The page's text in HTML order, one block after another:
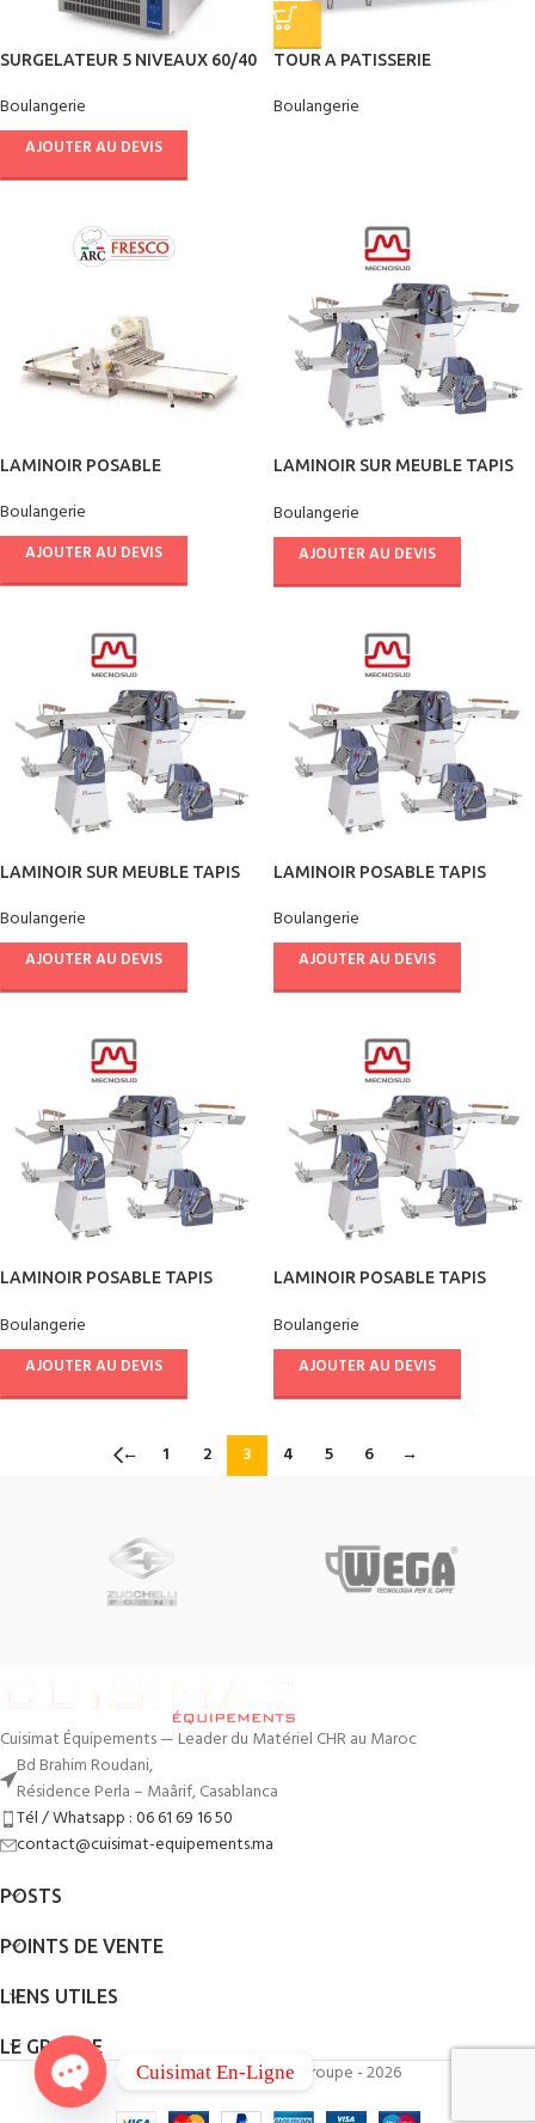
SURGELATEUR 5 NIVEAUX 60/40
Boulangerie
AJOUTER AU DEVIS
TOUR A PATISSERIE
Boulangerie
LAMINOIR POSABLE
Boulangerie
AJOUTER AU DEVIS
LAMINOIR SUR MEUBLE TAPIS
Boulangerie
AJOUTER AU DEVIS
LAMINOIR SUR MEUBLE TAPIS
Boulangerie
AJOUTER AU DEVIS
LAMINOIR POSABLE TAPIS
Boulangerie
AJOUTER AU DEVIS
LAMINOIR POSABLE TAPIS
Boulangerie
AJOUTER AU DEVIS
LAMINOIR POSABLE TAPIS
Boulangerie
AJOUTER AU DEVIS
← 1 2 3 4 5 6 →
Cuisimat Équipements — Leader du Matériel CHR au Maroc
Bd Brahim Roudani,
Résidence Perla – Maârif, Casablanca
Tél / Whatsapp : 06 61 69 16 50
contact@cuisimat-equipements.ma
POSTS
POINTS DE VENTE
LIENS UTILES
LE GROUPE
ByQodWeb- Cuisimat Groupe - 2026
Cuisimat En-Ligne